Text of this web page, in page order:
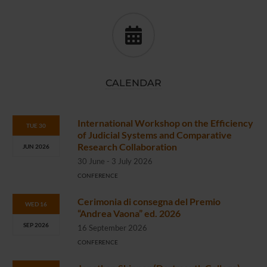
CALENDAR
TUE 30
JUN 2026
International Workshop on the Efficiency
of Judicial Systems and Comparative
Research Collaboration
30 June - 3 July 2026
CONFERENCE
WED 16
SEP 2026
Cerimonia di consegna del Premio
“Andrea Vaona” ed. 2026
16 September 2026
CONFERENCE